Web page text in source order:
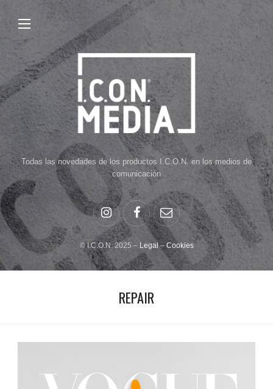
Todas las novedades de los productos I.C.O.N. en los medios de
comunicación
© I.C.O.N. 2025 – Legal– Cookies
REPAIR